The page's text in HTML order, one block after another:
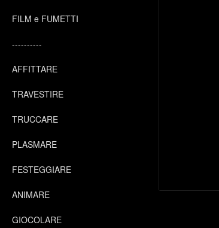
FILM e FUMETTI
----------
AFFITTARE
TRAVESTIRE
TRUCCARE
PLASMARE
FESTEGGIARE
ANIMARE
GIOCOLARE